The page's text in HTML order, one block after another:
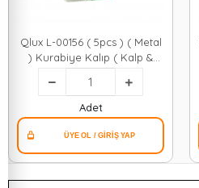
Qlux L-00156 ( 5pcs ) ( Metal
) Kurabiye Kalıp ( Kalp &
Yıldız & Papatya & Ağaç )*36
Adet